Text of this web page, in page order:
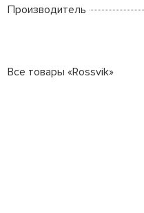
Производитель
Все товары «Rossvik»